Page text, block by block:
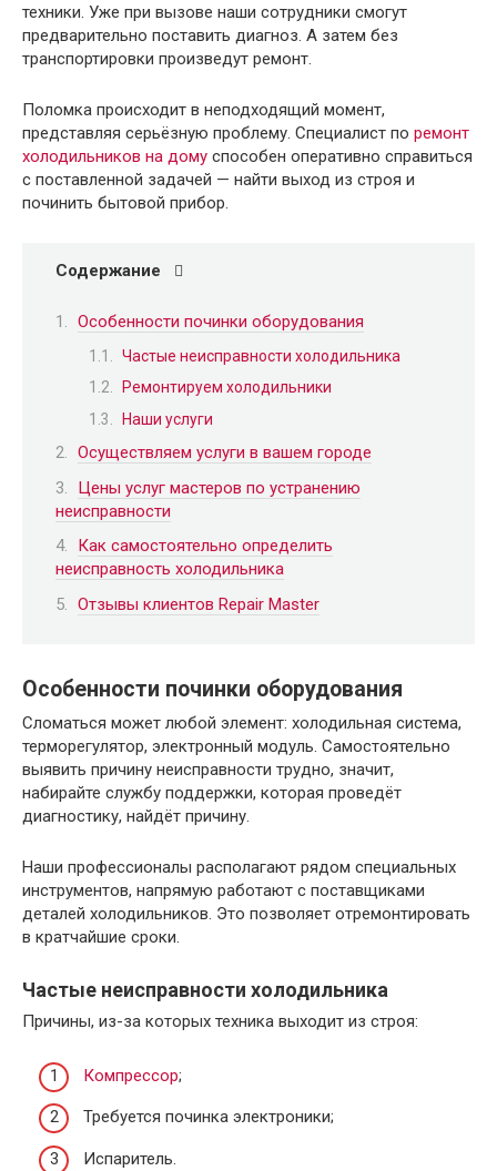
техники. Уже при вызове наши сотрудники смогут
предварительно поставить диагноз. А затем без
транспортировки произведут ремонт.
Поломка происходит в неподходящий момент,
представляя серьёзную проблему. Специалист по ремонт
холодильников на дому способен оперативно справиться
с поставленной задачей — найти выход из строя и
починить бытовой прибор.
Содержание
Особенности починки оборудования
Частые неисправности холодильника
Ремонтируем холодильники
Наши услуги
Осуществляем услуги в вашем городе
Цены услуг мастеров по устранению
неисправности
Как самостоятельно определить
неисправность холодильника
Отзывы клиентов Repair Master
Особенности починки оборудования
Сломаться может любой элемент: холодильная система,
терморегулятор, электронный модуль. Самостоятельно
выявить причину неисправности трудно, значит,
набирайте службу поддержки, которая проведёт
диагностику, найдёт причину.
Наши профессионалы располагают рядом специальных
инструментов, напрямую работают с поставщиками
деталей холодильников. Это позволяет отремонтировать
в кратчайшие сроки.
Частые неисправности холодильника
Причины, из-за которых техника выходит из строя:
Компрессор;
Требуется починка электроники;
Испаритель.